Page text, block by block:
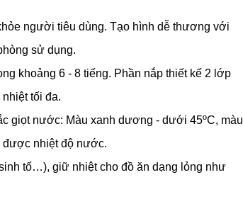
người tiêu dùng. Tạo hình dễ thương với
sử dụng.
khoảng 6 - 8 tiếng. Phần nắp thiết kế 2 lớp
tối đa.
giọt nước: Màu xanh dương - dưới 45ºC, màu
được nhiệt độ nước.
tố…), giữ nhiệt cho đồ ăn dạng lỏng như